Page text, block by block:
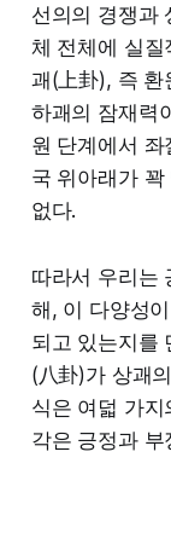
선의의 경쟁과
체 전체에 실
괘(上卦), 즉
하괘의 잠재력
원 단계에서
국 위아래가
없다.
따라서 우리는
해, 이 다양성
되고 있는지를
(八卦)가 상괘
식은 여덟 가
각은 긍정과 부